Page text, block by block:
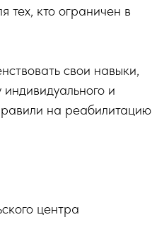
тех, кто ограничен в
свои навыки,
и
на реабилитацию
центра